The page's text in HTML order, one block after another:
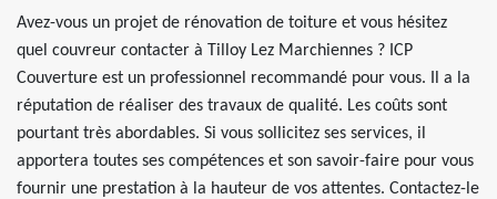
Avez-vous un projet de rénovation de toiture et vous hésitez
quel couvreur contacter à Tilloy Lez Marchiennes ? ICP
Couverture est un professionnel recommandé pour vous. Il a la
réputation de réaliser des travaux de qualité. Les coûts sont
pourtant très abordables. Si vous sollicitez ses services, il
apportera toutes ses compétences et son savoir-faire pour vous
fournir une prestation à la hauteur de vos attentes. Contactez-le